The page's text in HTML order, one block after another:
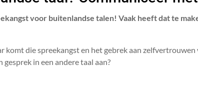
voor buitenlandse talen! Vaak heeft dat te
die spreekangst en het gebrek aan zelfvertrouwen
in een andere taal aan?